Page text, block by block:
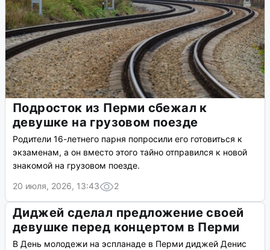
Подросток из Перми сбежал к
девушке на грузовом поезде
Родители 16-летнего парня попросили его готовиться к
экзаменам, а он вместо этого тайно отправился к новой
знакомой на грузовом поезде.
20 июля, 2026, 13:43
2
Диджей сделал предложение своей
девушке перед концертом в Перми
В День молодежи на эспланаде в Перми диджей Денис